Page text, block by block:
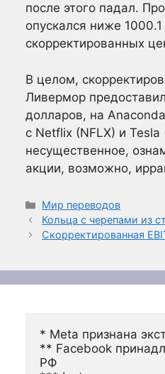
после этого падал.
опускался ниже 1000.1
скорректированных
В целом,
Ливермор
долларов, на
с Netflix (NFLX) и
несущественное,
акции, возможно,
Рубрики
Мир переводов
Кольца с черепами из
Скорректированная
* Meta признана
** Facebook
РФ